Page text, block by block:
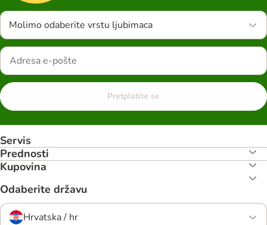
Molimo odaberite vrstu ljubimaca
Pretplatite se
Servis
Prednosti
Kupovina
Odaberite državu
Hrvatska / hr